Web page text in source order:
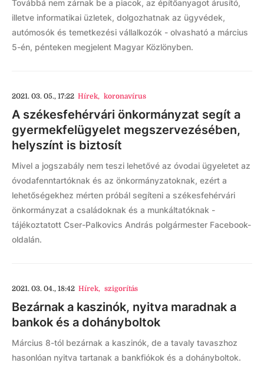
Továbbá nem zárnak be a piacok, az építőanyagot árusító,
illetve informatikai üzletek, dolgozhatnak az ügyvédek,
autómosók és temetkezési vállalkozók - olvasható a március
5-én, pénteken megjelent Magyar Közlönyben.
2021. 03. 05., 17:22 Hírek, koronavírus
A székesfehérvári önkormányzat segít a
gyermekfelügyelet megszervezésében,
helyszínt is biztosít
Mivel a jogszabály nem teszi lehetővé az óvodai ügyeletet az
óvodafenntartóknak és az önkormányzatoknak, ezért a
lehetőségekhez mérten próbál segíteni a székesfehérvári
önkormányzat a családoknak és a munkáltatóknak -
tájékoztatott Cser-Palkovics András polgármester Facebook-
oldalán.
2021. 03. 04., 18:42 Hírek, szigorítás
Bezárnak a kaszinók, nyitva maradnak a
bankok és a dohányboltok
Március 8-tól bezárnak a kaszinók, de a tavaly tavaszhoz
hasonlóan nyitva tartanak a bankfiókok és a dohányboltok.